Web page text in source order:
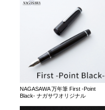
NAGASAWA 万年筆 First -Point
Black- ナガサワオリジナル